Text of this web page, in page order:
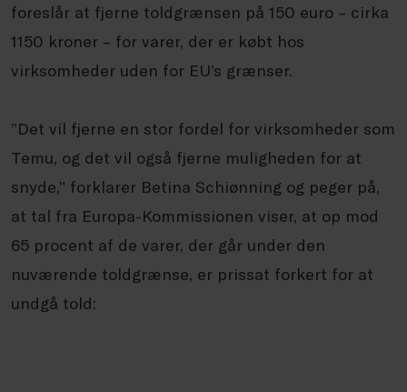
foreslår at fjerne toldgrænsen på 150 euro – cirka
1150 kroner – for varer, der er købt hos
virksomheder uden for EU’s grænser.
”Det vil fjerne en stor fordel for virksomheder som
Temu, og det vil også fjerne muligheden for at
snyde,” forklarer Betina Schiønning og peger på,
at tal fra Europa-Kommissionen viser, at op mod
65 procent af de varer, der går under den
nuværende toldgrænse, er prissat forkert for at
undgå told: